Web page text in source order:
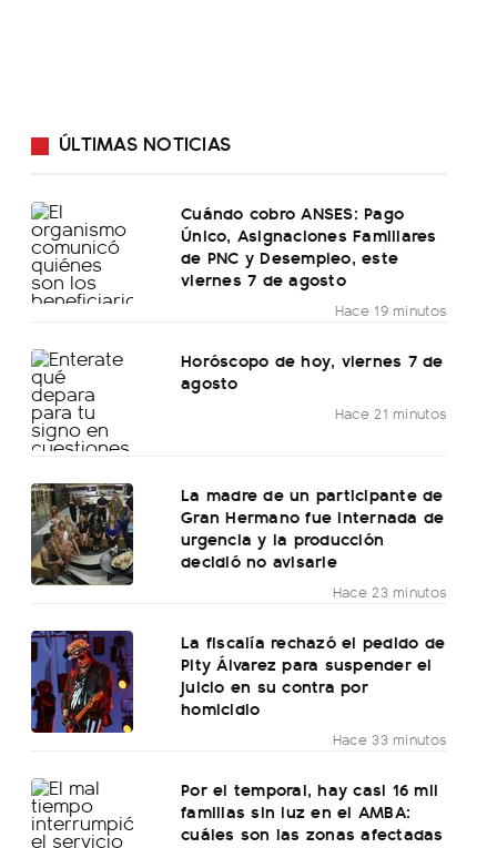
ÚLTIMAS NOTICIAS
Cuándo cobro ANSES: Pago
Único, Asignaciones Familiares
de PNC y Desempleo, este
viernes 7 de agosto
Hace 19 minutos
Horóscopo de hoy, viernes 7 de
agosto
Hace 21 minutos
La madre de un participante de
Gran Hermano fue internada de
urgencia y la producción
decidió no avisarle
Hace 23 minutos
La fiscalía rechazó el pedido de
Pity Álvarez para suspender el
juicio en su contra por
homicidio
Hace 33 minutos
Por el temporal, hay casi 16 mil
familias sin luz en el AMBA:
cuáles son las zonas afectadas